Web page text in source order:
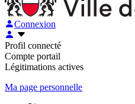
Connexion
Profil connecté
Compte portail
Légitimations actives
Ma page personnelle